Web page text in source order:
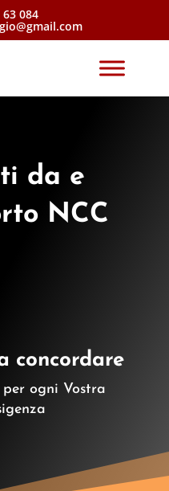
63 084
da e
NCC
concordare
ogni Vostra